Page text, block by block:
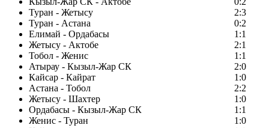
Туран - Жетысу
2:3
Туран - Астана
0:2
Елимай - Ордабасы
1:1
Жетысу - Актобе
2:1
Тобол - Женис
1:1
Атырау - Кызыл-Жар СК
2:0
Кайсар - Кайрат
1:0
Астана - Тобол
2:2
Жетысу - Шахтер
1:0
Ордабасы - Кызыл-Жар СК
1:1
Женис - Туран
1:0